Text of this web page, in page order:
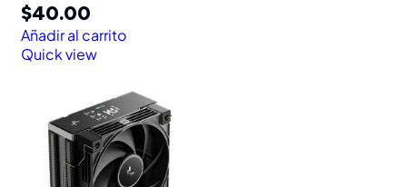
$40.00
Añadir al carrito
Quick view